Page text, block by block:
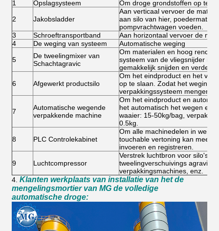
1 Opslagsysteem Om droge grondstoffen op te
2 Jakobsladder
Aan verticaal vervoer de
aan silo van hier,
pompvrachtwagen voeden.
3
Schroeftransportband
Aan horizontaal vervoer de
4
De weging van systeem Automatische weging
5
De tweelingmixer van
Schachtagravic
Om materialen en hoog
systeem van de vliegsnijder in
gemakkelijk snijden en
6 Afgewerkt productsilo
Om het eindproduct en het
op te slaan. Zodat het
verpakkingssysteem mengen
7
Automatische wegende
verpakkende machine
Om het eindproduct en
het automatisch het wegen en
waaier: 15-50kg/bag,
0.5kg.
8 PLC Controlekabinet
Om alle machinedelen in
touchable vertoning kan meer
invoeren en registreren.
9 Luchtcompressor
Verstrek luchtbron voor silo's,
tweelingverschuivings agravic
verpakkingsmachines, enz.
4. Klanten werkplaats van installatie van het de
mengelingsmortier van MG de volledige
automatische droge: